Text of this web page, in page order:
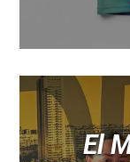
El